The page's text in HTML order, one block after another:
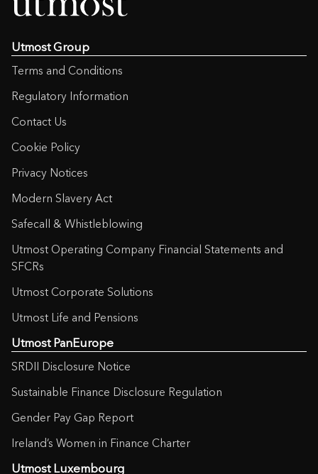
Utmost Group
Terms and Conditions
Regulatory Information
Contact Us
Cookie Policy
Privacy Notices
Modern Slavery Act
Safecall & Whistleblowing
Utmost Operating Company Financial Statements and
SFCRs
Utmost Corporate Solutions
Utmost Life and Pensions
Utmost PanEurope
SRDII Disclosure Notice
Sustainable Finance Disclosure Regulation
Gender Pay Gap Report
Ireland’s Women in Finance Charter
Utmost Luxembourg